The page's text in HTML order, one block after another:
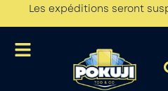
Les expéditions seront